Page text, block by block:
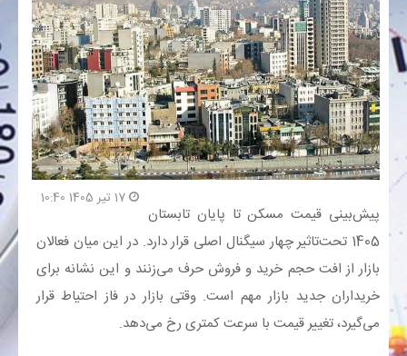
چند رسانه‌ای
اجتماعی
صنعت معدن و تجارت
بیمه و بورس
انرژی
اقتصاد
پیش‌بینی قیمت مسکن تا پایان تابستان
1405 تحت‌تاثیر چهار سیگنال اصلی قرار دارد. در این میان فعالان
بازار از افت حجم خرید و فروش حرف می‌زنند و این نشانه برای
خریداران جدید بازار مهم است. وقتی بازار در فاز احتیاط قرار
می‌گیرد، تغییر قیمت با سرعت کمتری رخ می‌دهد.